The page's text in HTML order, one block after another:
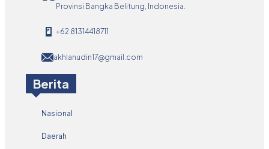
Provinsi Bangka Belitung, Indonesia.
+62 81314418711
akhlanudin17@gmail.com
Berita
Nasional
Daerah